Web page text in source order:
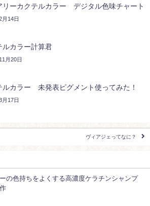
リーカクテルカラー デジタル色味チャート
月14日
ルカラー計算君
月20日
ルカラー 未発表ピグメント使ってみた！
月17日
ヴィアジェってなに？
の色持ちをよくする高濃度ケラチンシャンプ